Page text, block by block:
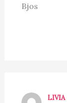
Bjos
LIVIA